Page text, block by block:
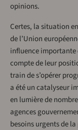
opinions.
Certes, la situation
de l’Union
influence importante
compte de leur
train de s’opérer
a été un catalyseur
en lumière de
agences
besoins urgents de